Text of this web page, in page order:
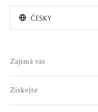
ČESKY
Zajímá vás
Získejte